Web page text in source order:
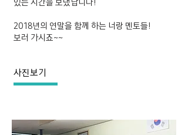
있는 시간을 보냈답니다!
2018년의 연말을 함께 하는 너랑 멘토들!
보러 가시죠~~
사진보기